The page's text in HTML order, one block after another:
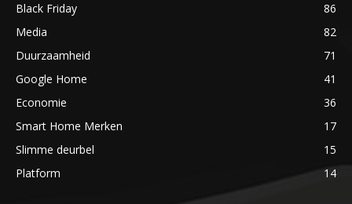
Black Friday
86
Media
82
Duurzaamheid
71
Google Home
41
Economie
36
Smart Home Merken
17
Slimme deurbel
15
Platform
14